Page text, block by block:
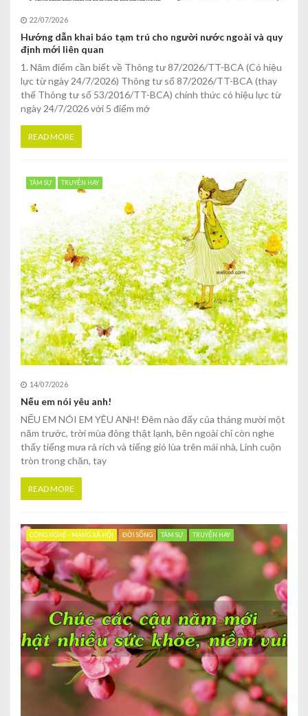
22/07/2026
Hướng dẫn khai báo tạm trú cho người nước ngoài và quy
định mới liên quan
1. Năm điểm cần biết về Thông tư 87/2026/TT-BCA (Có hiệu
lực từ ngày 24/7/2026) Thông tư số 87/2026/TT-BCA (thay
thế Thông tư số 53/2016/TT-BCA) chính thức có hiệu lực từ
ngày 24/7/2026 với 5 điểm mớ
READ MORE
TÂM SỰ TRUYỆN HAY
14/07/2026
Nếu em nói yêu anh!
NẾU EM NÓI EM YÊU ANH! Đêm nào đấy của tháng mười một
năm trước, trời mùa đông thật lạnh, bên ngoài chỉ còn nghe
thấy tiếng mưa rả rích và tiếng gió lùa trên mái nhà, Linh cuộn
tròn trong chăn, tay
READ MORE
CÔNG NGHỆ - MẠNG XÃ HỘI ĐỜI SỐNG TÂM SỰ TRUYỆN HAY